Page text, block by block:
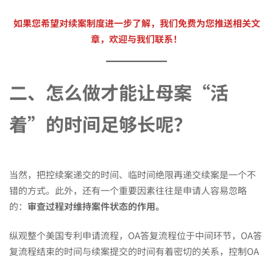
如果您希望对续案制度进一步了解，我们免费为您推送相关文
章，欢迎与我们联系！
二、怎么做才能让母案“活
着”的时间足够长呢？
当然，把控续案递交的时间、临时间绝限再递交续案是一个不
错的方式。此外，还有一个重要因素往往是申请人容易忽略
的： 审查过程对维持案件状态的作用。
纵观整个美国专利申请流程，OA答复流程位于中间环节，OA答
复流程结束的时间与续案提交的时间有着密切的关系，控制OA